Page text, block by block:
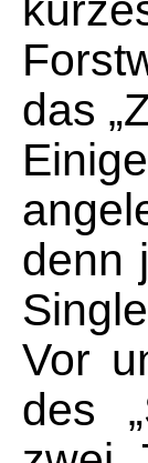
das
denn
Vor
des